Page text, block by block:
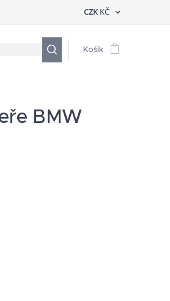
CZK KČ
Košík
BMW